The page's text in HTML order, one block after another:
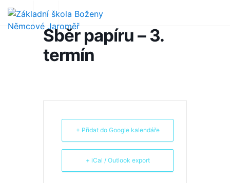
Sběr papíru – 3.
termín
+ Přidat do Google kalendáře
+ iCal / Outlook export